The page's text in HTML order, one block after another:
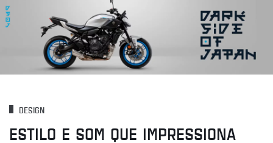
DESIGN
ESTILO E SOM QUE IMPRESSIONA